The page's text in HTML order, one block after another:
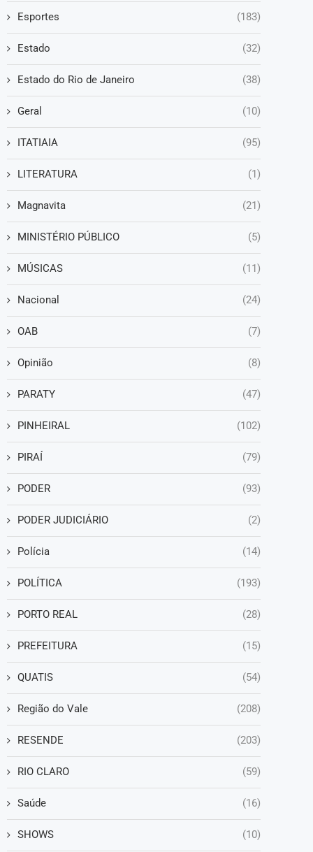
Esportes (183)
Estado (32)
Estado do Rio de Janeiro (38)
Geral (10)
ITATIAIA (95)
LITERATURA (1)
Magnavita (21)
MINISTÉRIO PÚBLICO (5)
MÚSICAS (11)
Nacional (24)
OAB (7)
Opinião (8)
PARATY (47)
PINHEIRAL (102)
PIRAÍ (79)
PODER (93)
PODER JUDICIÁRIO (2)
Polícia (14)
POLÍTICA (193)
PORTO REAL (28)
PREFEITURA (15)
QUATIS (54)
Região do Vale (208)
RESENDE (203)
RIO CLARO (59)
Saúde (16)
SHOWS (10)